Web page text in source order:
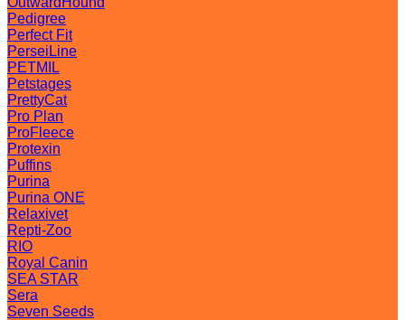
Pedigree
Perfect Fit
PerseiLine
PETMIL
Petstages
PrettyCat
Pro Plan
ProFleece
Protexin
Puffins
Purina
Purina ONE
Relaxivet
Repti-Zoo
RIO
Royal Canin
SEA STAR
Sera
Seven Seeds